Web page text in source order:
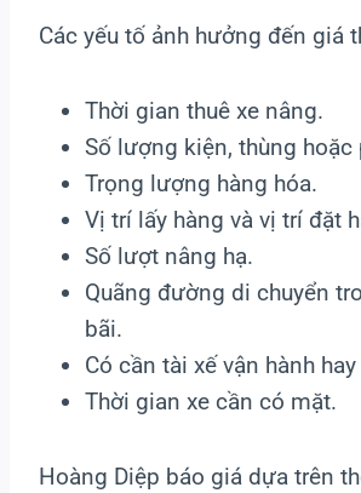
Các yếu tố ảnh hưởng đến giá
Thời gian thuê xe nâng.
Số lượng kiện, thùng hoặc
Trọng lượng hàng hóa.
Vị trí lấy hàng và vị trí đặt
Số lượt nâng hạ.
Quãng đường di chuyển
bãi.
Có cần tài xế vận hành
Thời gian xe cần có mặt.
Hoàng Diệp báo giá dựa trên